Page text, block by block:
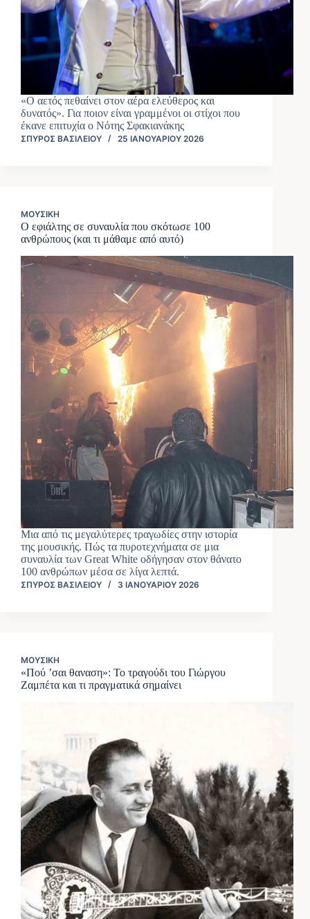
«Ο αετός πεθαίνει στον αέρα ελεύθερος και
δυνατός». Για ποιον είναι γραμμένοι οι στίχοι που
έκανε επιτυχία ο Νότης Σφακιανάκης
ΣΠΎΡΟΣ ΒΑΣΙΛΕΊΟΥ 25 ΙΑΝΟΥΑΡΊΟΥ 2026
ΜΟΥΣΙΚΉ
Ο εφιάλτης σε συναυλία που σκότωσε 100
ανθρώπους (και τι μάθαμε από αυτό)
Μια από τις μεγαλύτερες τραγωδίες στην ιστορία
της μουσικής. Πώς τα πυροτεχνήματα σε μια
συναυλία των Great White οδήγησαν στον θάνατο
100 ανθρώπων μέσα σε λίγα λεπτά.
ΣΠΎΡΟΣ ΒΑΣΙΛΕΊΟΥ 3 ΙΑΝΟΥΑΡΊΟΥ 2026
ΜΟΥΣΙΚΉ
«Πού ’σαι θαναση»: Το τραγούδι του Γιώργου
Ζαμπέτα και τι πραγματικά σημαίνει